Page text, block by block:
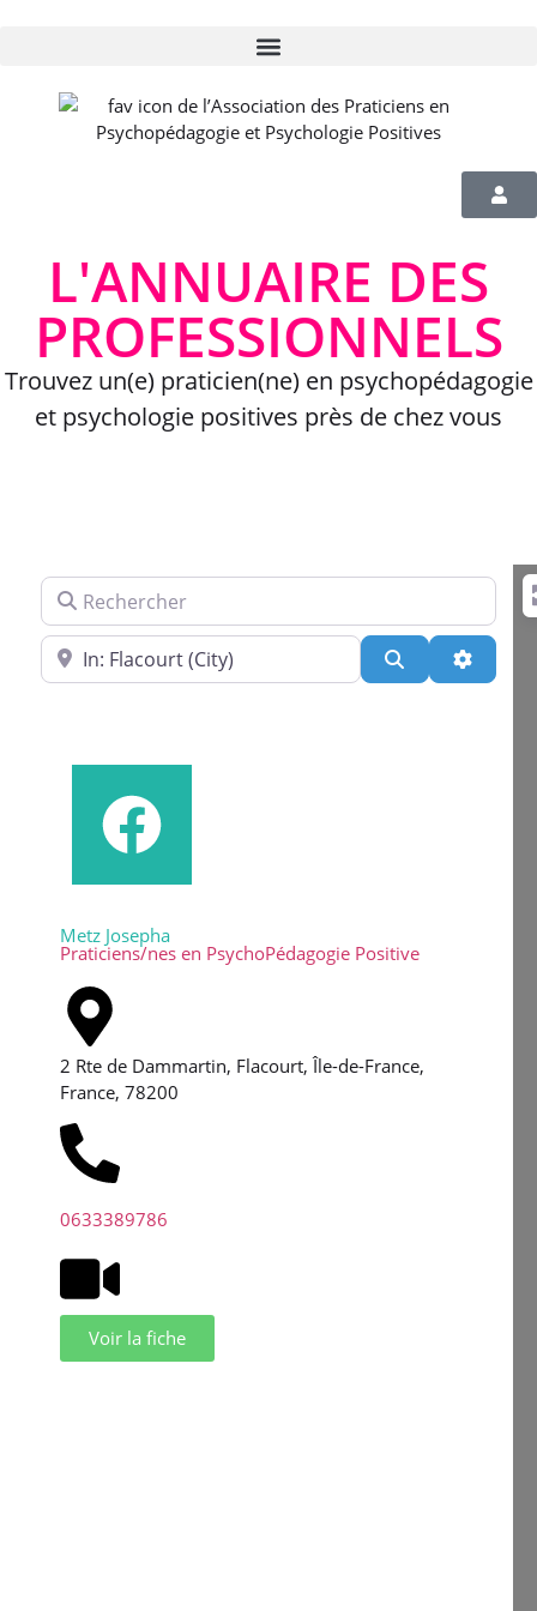
L'ANNUAIRE DES
PROFESSIONNELS
Trouvez un(e) praticien(ne) en psychopédagogie
et psychologie positives près de chez vous
Rechercher
Près de
Search
Metz Josepha
Praticiens/nes en PsychoPédagogie Positive
2 Rte de Dammartin, Flacourt, Île-de-France,
France, 78200
0633389786
Voir la fiche